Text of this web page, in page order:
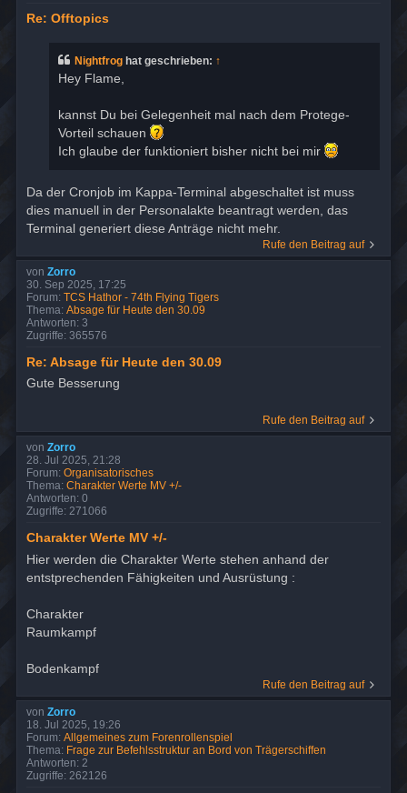
Re: Offtopics
Nightfrog hat geschrieben: ↑
Hey Flame,
kannst Du bei Gelegenheit mal nach dem Protege-
Vorteil schauen
Ich glaube der funktioniert bisher nicht bei mir
Da der Cronjob im Kappa-Terminal abgeschaltet ist muss
dies manuell in der Personalakte beantragt werden, das
Terminal generiert diese Anträge nicht mehr.
Rufe den Beitrag auf
von Zorro
30. Sep 2025, 17:25
Forum: TCS Hathor - 74th Flying Tigers
Thema: Absage für Heute den 30.09
Antworten: 3
Zugriffe: 365576
Re: Absage für Heute den 30.09
Gute Besserung
Rufe den Beitrag auf
von Zorro
28. Jul 2025, 21:28
Forum: Organisatorisches
Thema: Charakter Werte MV +/-
Antworten: 0
Zugriffe: 271066
Charakter Werte MV +/-
Hier werden die Charakter Werte stehen anhand der
entstprechenden Fähigkeiten und Ausrüstung :
Charakter
Raumkampf
Bodenkampf
Rufe den Beitrag auf
von Zorro
18. Jul 2025, 19:26
Forum: Allgemeines zum Forenrollenspiel
Thema: Frage zur Befehlsstruktur an Bord von Trägerschiffen
Antworten: 2
Zugriffe: 262126